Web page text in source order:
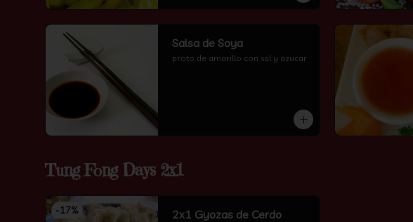
Salsa de Soya
proto de amarillo con sal y azucar
Tung Fong Days 2x1
-17% 2x1 Gyozas de Cerdo